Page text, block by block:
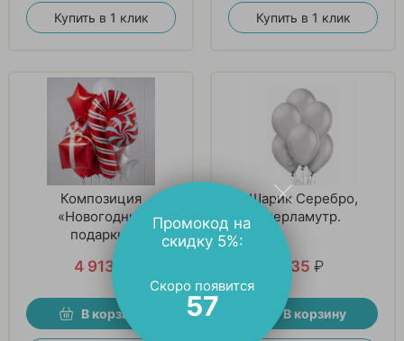
Купить в 1 клик Купить в 1 клик
Композиция
«Новогодние
подарки»
4 913
В корзину
Шарик Серебро,
перламутр.
135 ₽
В корзину
Промокод на
скидку 5%:
Скоро появится
56